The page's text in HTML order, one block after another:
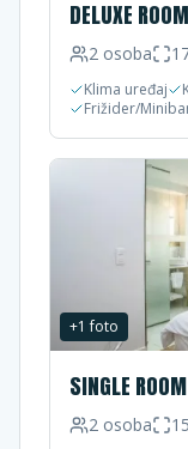
DELUXE ROOM
2 osoba
Klima uređaj
Frižider/
+1 foto
SINGLE ROOM
2 osoba 15